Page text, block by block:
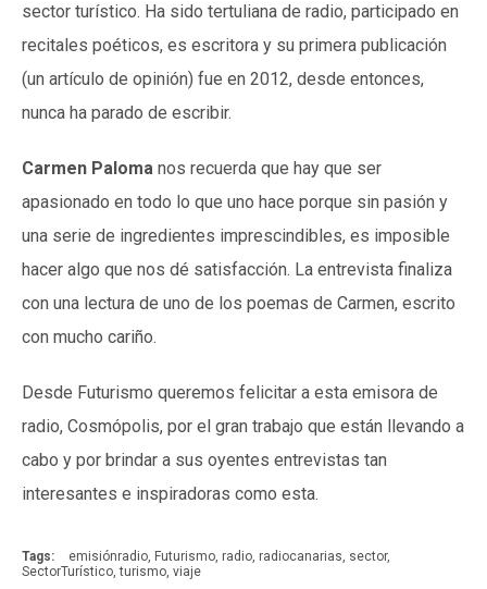
sector turístico. Ha sido tertuliana de radio, participado en
recitales poéticos, es escritora y su primera publicación
(un artículo de opinión) fue en 2012, desde entonces,
nunca ha parado de escribir.
Carmen Paloma nos recuerda que hay que ser
apasionado en todo lo que uno hace porque sin pasión y
una serie de ingredientes imprescindibles, es imposible
hacer algo que nos dé satisfacción. La entrevista finaliza
con una lectura de uno de los poemas de Carmen, escrito
con mucho cariño.
Desde Futurismo queremos felicitar a esta emisora de
radio, Cosmópolis, por el gran trabajo que están llevando a
cabo y por brindar a sus oyentes entrevistas tan
interesantes e inspiradoras como esta.
Tags: emisiónradio, Futurismo, radio, radiocanarias, sector,
SectorTurístico,turismo, viaje